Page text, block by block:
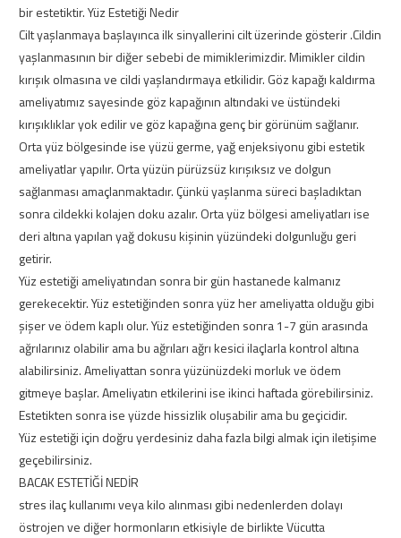
bir estetiktir. Yüz Estetiği Nedir
Cilt yaşlanmaya başlayınca ilk sinyallerini cilt üzerinde gösterir .Cildin
yaşlanmasının bir diğer sebebi de mimiklerimizdir. Mimikler cildin
kırışık olmasına ve cildi yaşlandırmaya etkilidir. Göz kapağı kaldırma
ameliyatımız sayesinde göz kapağının altındaki ve üstündeki
kırışıklıklar yok edilir ve göz kapağına genç bir görünüm sağlanır.
Orta yüz bölgesinde ise yüzü germe, yağ enjeksiyonu gibi estetik
ameliyatlar yapılır. Orta yüzün pürüzsüz kırışıksız ve dolgun
sağlanması amaçlanmaktadır. Çünkü yaşlanma süreci başladıktan
sonra cildekki kolajen doku azalır. Orta yüz bölgesi ameliyatları ise
deri altına yapılan yağ dokusu kişinin yüzündeki dolgunluğu geri
getirir.
Yüz estetiği ameliyatından sonra bir gün hastanede kalmanız
gerekecektir. Yüz estetiğinden sonra yüz her ameliyatta olduğu gibi
şişer ve ödem kaplı olur. Yüz estetiğinden sonra 1-7 gün arasında
ağrılarınız olabilir ama bu ağrıları ağrı kesici ilaçlarla kontrol altına
alabilirsiniz. Ameliyattan sonra yüzünüzdeki morluk ve ödem
gitmeye başlar. Ameliyatın etkilerini ise ikinci haftada görebilirsiniz.
Estetikten sonra ise yüzde hissizlik oluşabilir ama bu geçicidir.
Yüz estetiği için doğru yerdesiniz daha fazla bilgi almak için iletişime
geçebilirsiniz.
BACAK ESTETİĞİ NEDİR
stres ilaç kullanımı veya kilo alınması gibi nedenlerden dolayı
östrojen ve diğer hormonların etkisiyle de birlikte Vücutta